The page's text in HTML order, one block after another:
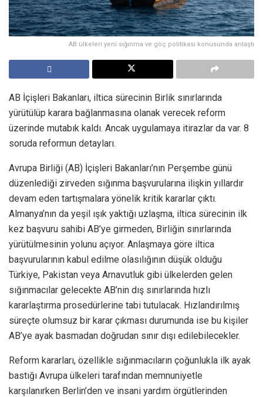
AB ülkeleri yeni sığınma ve göç politikası konusunda anlaştı
AB İçişleri Bakanları, iltica sürecinin Birlik sınırlarında
yürütülüp karara bağlanmasına olanak verecek reform
üzerinde mutabık kaldı. Ancak uygulamaya itirazlar da var. 8
soruda reformun detayları.
Avrupa Birliği (AB) İçişleri Bakanları’nın Perşembe günü
düzenlediği zirveden sığınma başvurularına ilişkin yıllardır
devam eden tartışmalara yönelik kritik kararlar çıktı.
Almanya’nın da yeşil ışık yaktığı uzlaşma, iltica sürecinin ilk
kez başvuru sahibi AB’ye girmeden, Birliğin sınırlarında
yürütülmesinin yolunu açıyor. Anlaşmaya göre iltica
başvurularının kabul edilme olasılığının düşük olduğu
Türkiye, Pakistan veya Arnavutluk gibi ülkelerden gelen
sığınmacılar gelecekte AB’nin dış sınırlarında hızlı
kararlaştırma prosedürlerine tabi tutulacak. Hızlandırılmış
süreçte olumsuz bir karar çıkması durumunda ise bu kişiler
AB’ye ayak basmadan doğrudan sınır dışı edilebilecekler.
Reform kararları, özellikle sığınmacıların çoğunlukla ilk ayak
bastığı Avrupa ülkeleri tarafından memnuniyetle
karşılanırken Berlin’den ve insani yardım örgütlerinden